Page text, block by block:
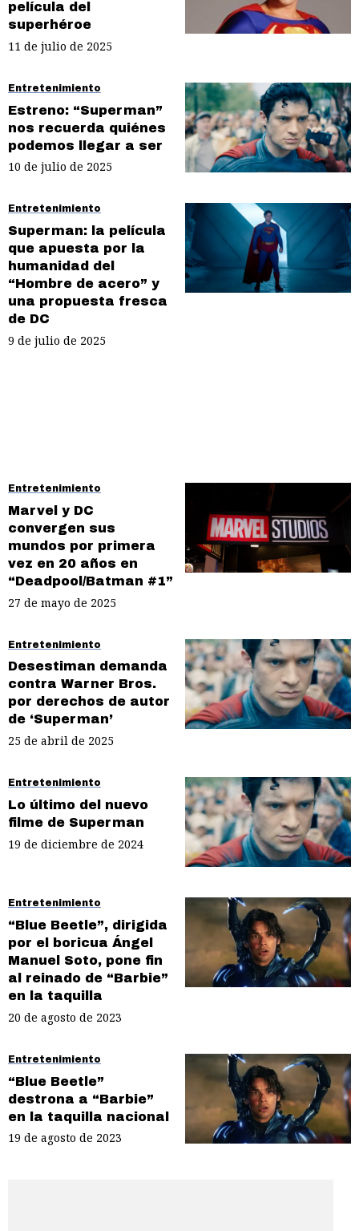
película del
superhéroe
11 de julio de 2025
Entretenimiento
Estreno: “Superman”
nos recuerda quiénes
podemos llegar a ser
10 de julio de 2025
Entretenimiento
Superman: la película
que apuesta por la
humanidad del
“Hombre de acero” y
una propuesta fresca
de DC
9 de julio de 2025
Entretenimiento
Marvel y DC
convergen sus
mundos por primera
vez en 20 años en
“Deadpool/Batman #1”
27 de mayo de 2025
Entretenimiento
Desestiman demanda
contra Warner Bros.
por derechos de autor
de ‘Superman’
25 de abril de 2025
Entretenimiento
Lo último del nuevo
filme de Superman
19 de diciembre de 2024
Entretenimiento
“Blue Beetle”, dirigida
por el boricua Ángel
Manuel Soto, pone fin
al reinado de “Barbie”
en la taquilla
20 de agosto de 2023
Entretenimiento
“Blue Beetle”
destrona a “Barbie”
en la taquilla nacional
19 de agosto de 2023